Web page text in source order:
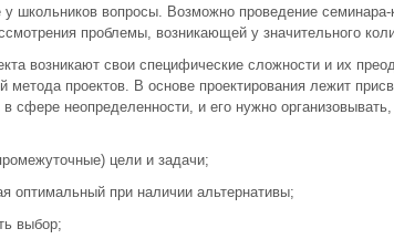
школьников вопросы. Возмож­но проведение семинара-
проблемы, возникающей у значительного
возникают свои специфические сложности и их
метода проектов. В основе проектирования лежит
сфере неопределенности, и его нужно
цели и задачи;
оптимальный при наличии аль­тернативы;
выбор;